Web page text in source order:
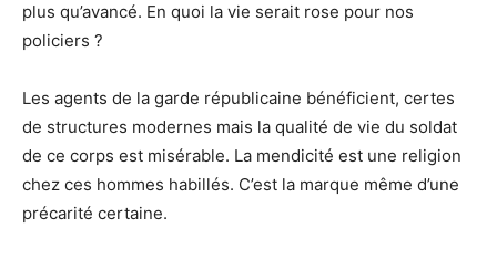
plus qu’avancé. En quoi la vie serait rose pour nos
policiers ?
Les agents de la garde républicaine bénéficient, certes
de structures modernes mais la qualité de vie du soldat
de ce corps est misérable. La mendicité est une religion
chez ces hommes habillés. C’est la marque même d’une
précarité certaine.